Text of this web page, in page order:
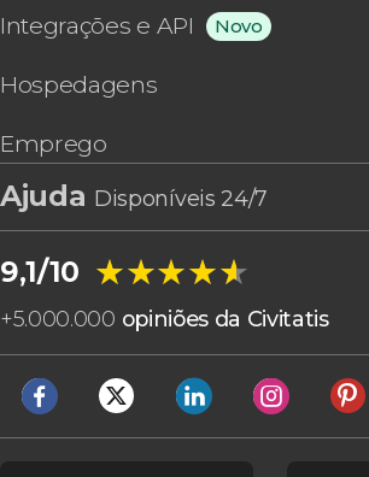
Integrações e API Novo
Hospedagens
Emprego
Ajuda Disponíveis 24/7
9,1/10 ★★★★★
★★★★★
+5.000.000 opiniões da Civitatis